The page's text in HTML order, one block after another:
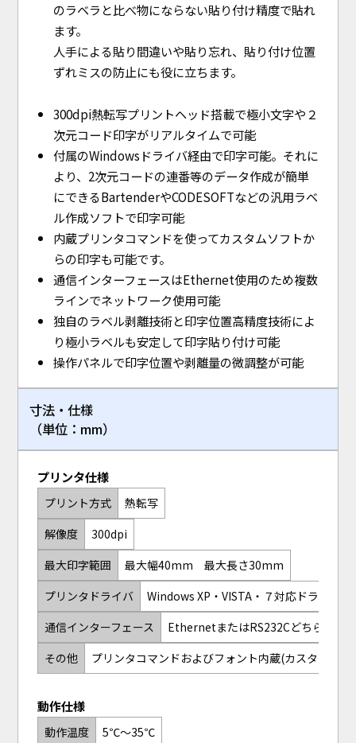
のラベラと比べ物にならない貼り付け精度で貼れ
ます。
人手による貼り間違いや貼り忘れ、貼り付け位置
ずれミスの防止にも役に立ちます。
300dpi熱転写プリントヘッド搭載で極小文字や２
次元コード印字がリアルタイムで可能
付属のWindowsドライバ経由で印字可能。それに
より、2次元コードの連番等のデータ作成が簡単
にできるBartenderやCODESOFTなどの汎用ラベ
ル作成ソフトで印字可能
内蔵プリンタコマンドを使ってカスタムソフトか
らの印字も可能です。
通信インターフェースはEthernet使用のため複数
ラインでネットワーク使用可能
独自のラベル剥離技術と印字位置高精度技術によ
り極小ラベルも安定して印字貼り付け可能
操作パネルで印字位置や剥離量の微調整が可能
寸法・仕様
（単位：mm）
プリンタ仕様
プリント方式
熱転写
解像度
300dpi
最大印字範囲
最大幅40mm 最大長さ30mm
プリンタドライバ
Windows XP・VISTA・７対応ドライバ付
通信インターフェース
EthernetまたはRS232Cどちらか出
その他
プリンタコマンドおよびフォント内蔵(カスタムソフ
動作仕様
動作温度 5℃～35℃